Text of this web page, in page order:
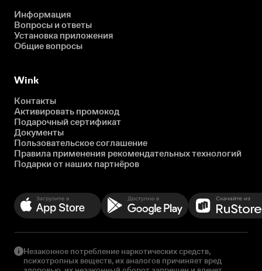
Информация
Вопросы и ответы
Установка приложения
Общие вопросы
Wink
Контакты
Активировать промокод
Подарочный сертификат
Документы
Пользовательское соглашение
Правила применения рекомендательных технологий
Подарки от наших партнёров
Незаконное потребление наркотических средств,
психотропных веществ, их аналогов причиняет вред